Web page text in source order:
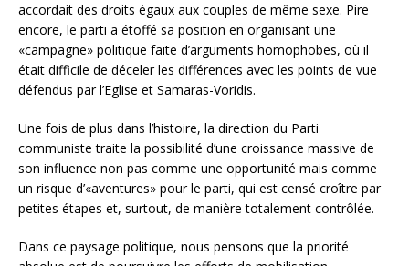
accordait des droits égaux aux couples de même sexe. Pire
encore, le parti a étoffé sa position en organisant une
«campagne» politique faite d’arguments homophobes, où il
était difficile de déceler les différences avec les points de vue
défendus par l’Eglise et Samaras-Voridis.
Une fois de plus dans l’histoire, la direction du Parti
communiste traite la possibilité d’une croissance massive de
son influence non pas comme une opportunité mais comme
un risque d’«aventures» pour le parti, qui est censé croître par
petites étapes et, surtout, de manière totalement contrôlée.
Dans ce paysage politique, nous pensons que la priorité